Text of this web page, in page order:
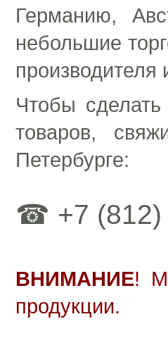
Германию,
небольшие
производителя
Чтобы сделать
товаров,
Петербурге:
☎ +7 (812)
ВНИМАНИЕ!
продукции.